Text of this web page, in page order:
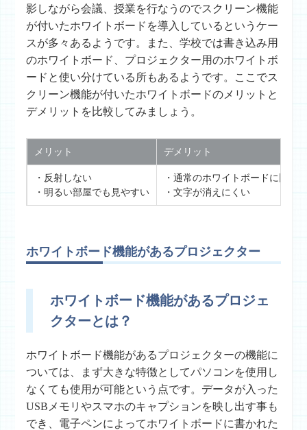
影しながら会議、授業を行なうのでスクリーン機能
が付いたホワイトボードを導入しているというケー
スが多々あるようです。また、学校では書き込み用
のホワイトボード、プロジェクター用のホワイトボ
ードと使い分けている所もあるようです。ここでス
クリーン機能が付いたホワイトボードのメリットと
デメリットを比較してみましょう。
メリット デメリット
・反射しない
・明るい部屋でも見やすい
・通常のホワイトボードに比べ
・文字が消えにくい
ホワイトボード機能があるプロジェクター
ホワイトボード機能があるプロジェ
クターとは？
ホワイトボード機能があるプロジェクターの機能に
ついては、まず大きな特徴としてパソコンを使用し
なくても使用が可能という点です。データが入った
USBメモリやスマホのキャプションを映し出す事も
でき、電子ペンによってホワイトボードに書かれた